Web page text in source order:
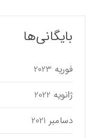
بایگانی‌ها
فوریه 2023
ژانویه 2022
دسامبر 2021